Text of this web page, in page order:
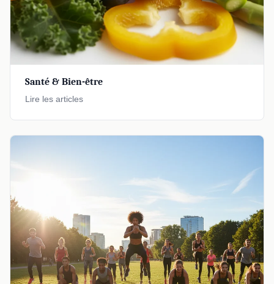
Santé & Bien-être
Lire les articles